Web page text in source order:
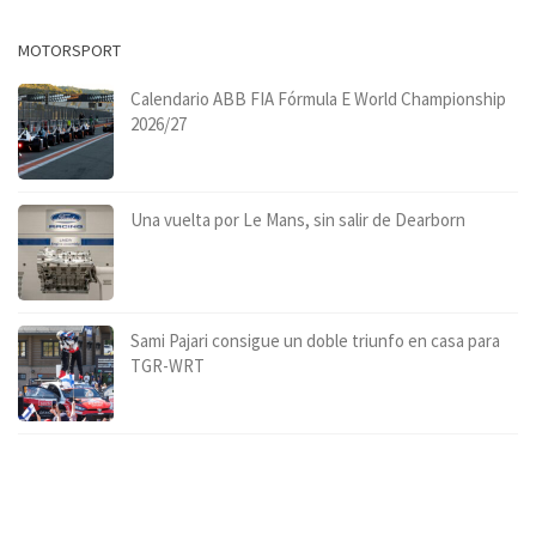
MOTORSPORT
Calendario ABB FIA Fórmula E World Championship
2026/27
Una vuelta por Le Mans, sin salir de Dearborn
Sami Pajari consigue un doble triunfo en casa para
TGR-WRT